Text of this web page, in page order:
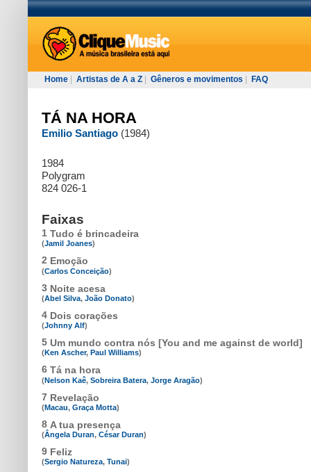
Home Artistas de A a Z Gêneros e movimentos FAQ
TÁ NA HORA
Emilio Santiago (1984)
1984
Polygram
824 026-1
Faixas
1 Tudo é brincadeira
(Jamil Joanes)
2 Emoção
(Carlos Conceição)
3 Noite acesa
(Abel Silva, João Donato)
4 Dois corações
(Johnny Alf)
5 Um mundo contra nós [You and me against de world]
(Ken Ascher, Paul Williams)
6 Tá na hora
(Nelson Kaê, Sobreira Batera, Jorge Aragão)
7 Revelação
(Macau, Graça Motta)
8 A tua presença
(Ângela Duran, César Duran)
9 Feliz
(Sergio Natureza, Tunai)